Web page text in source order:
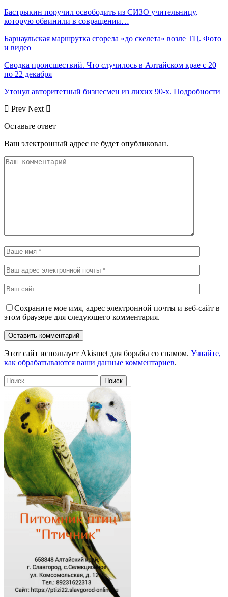
Бастрыкин поручил освободить из СИЗО учительницу,
которую обвинили в совращении…
Барнаульская маршрутка сгорела «до скелета» возле ТЦ. Фото
и видео
Сводка происшествий. Что случилось в Алтайском крае с 20
по 22 декабря
Утонул авторитетный бизнесмен из лихих 90-х. Подробности
Prev Next
Оставьте ответ
Ваш электронный адрес не будет опубликован.
Сохраните мое имя, адрес электронной почты и веб-сайт в
этом браузере для следующего комментария.
Этот сайт использует Akismet для борьбы со спамом. Узнайте,
как обрабатываются ваши данные комментариев.